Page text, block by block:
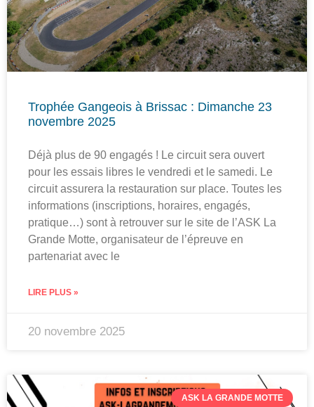
Trophée Gangeois à Brissac : Dimanche 23
novembre 2025
Déjà plus de 90 engagés ! Le circuit sera ouvert
pour les essais libres le vendredi et le samedi. Le
circuit assurera la restauration sur place. Toutes les
informations (inscriptions, horaires, engagés,
pratique…) sont à retrouver sur le site de l’ASK La
Grande Motte, organisateur de l’épreuve en
partenariat avec le
LIRE PLUS »
20 novembre 2025
ASK LA GRANDE MOTTE